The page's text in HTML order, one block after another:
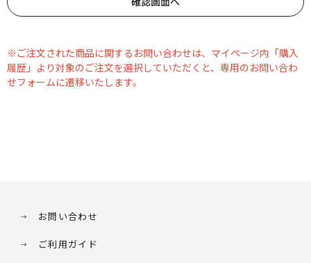
※ご注文された商品に関するお問い合わせは、マイページ内「購入
履歴」より対象のご注文を選択していただくと、専用のお問い合わ
せフォームに遷移いたします。
お問い合わせ
ご利用ガイド